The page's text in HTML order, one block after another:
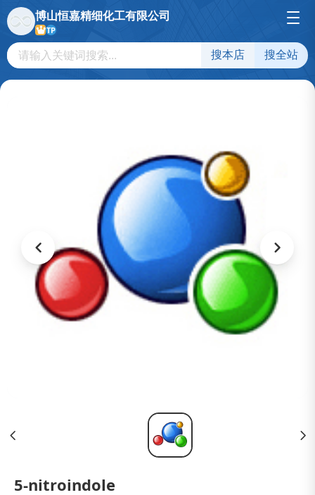
博山恒嘉精细化工有限公司
TP
搜本店 搜全站
5-nitroindole